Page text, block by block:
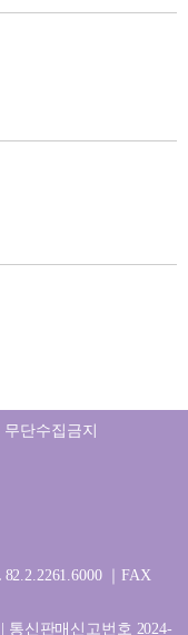
무단수집금지
｜FAX
통신판매신고번호 2024-